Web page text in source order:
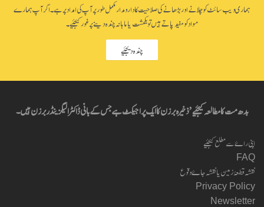
ہماری ویب سائٹ کو چلانے اور بڑھانے کی صلاحیت کا دارومدار مکمل طور پر آپ کی امداد پر ہے۔ اگر آپ ہمارے
مواد کو مفید پاتے ہیں تو یکمشت یا ماہانہ چندہ دینے پر غور کیجئیے۔
چندہ دیجئیے
بدھ مت کا مطالعہ کیجئیے’ ذخیرہ برزن کا ایک پراجیکٹ ہے جس کے بانی ڈاکٹر الیگزینڈر برزن ہیں۔
اپنی راۓ سے مطلع کیجئیے
FAQ
نقشہ قطعۂ زمین یا نقشہ جاۓ وقوع
Privacy Policy
Newsletter